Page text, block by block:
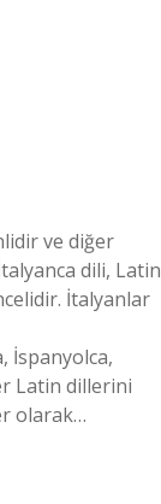
ve diğer
dili, Latin
İtalyanlar
İspanyolca,
Latin dillerini
olarak…